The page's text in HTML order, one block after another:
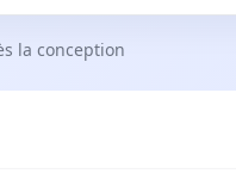
la conception